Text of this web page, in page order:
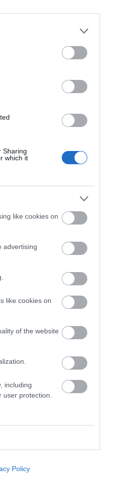
Sharing
which it
like cookies on
advertising
like cookies on
of the website
including
protection.
Policy
2026 από το σπίτι της στην
στη Φρανκφούρτη με
AMBER ALERT HELLAS,
του Παιδιού» όσο και από τη
χωρών να διατηρούν ανοιχτή
Υπολογιστών σε 2
της Google